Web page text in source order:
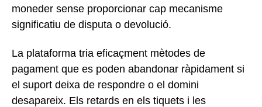
moneder sense proporcionar cap mecanisme
significatiu de disputa o devolució.
La plataforma tria eficaçment mètodes de
pagament que es poden abandonar ràpidament si
el suport deixa de respondre o el domini
desapareix. Els retards en els tiquets i les